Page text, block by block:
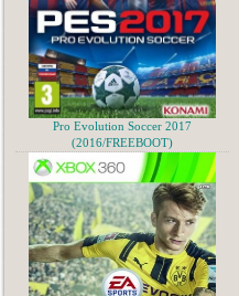
Pro Evolution Soccer 2017
(2016/FREEBOOT)